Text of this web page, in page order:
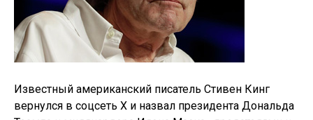
Известный американский писатель Стивен Кинг
вернулся в соцсеть Х и назвал президента Дональда